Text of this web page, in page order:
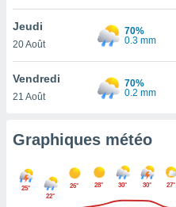
cas,
que
sur le
ne
Jeudi
20 Août
70%
0.3 mm
Vendredi
21 Août
70%
0.2 mm
Graphiques météo
25°
22°
26° 28° 30° 30° 27°